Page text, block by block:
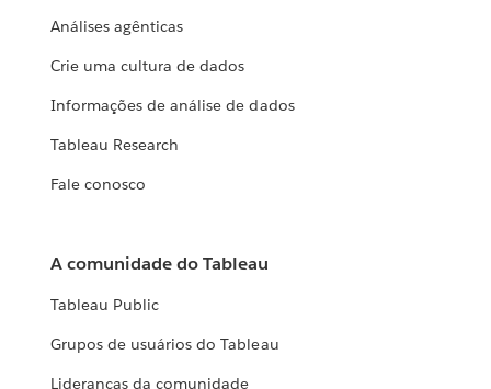
Análises agênticas
Crie uma cultura de dados
Informações de análise de dados
Tableau Research
Fale conosco
A comunidade do Tableau
Tableau Public
Grupos de usuários do Tableau
Lideranças da comunidade